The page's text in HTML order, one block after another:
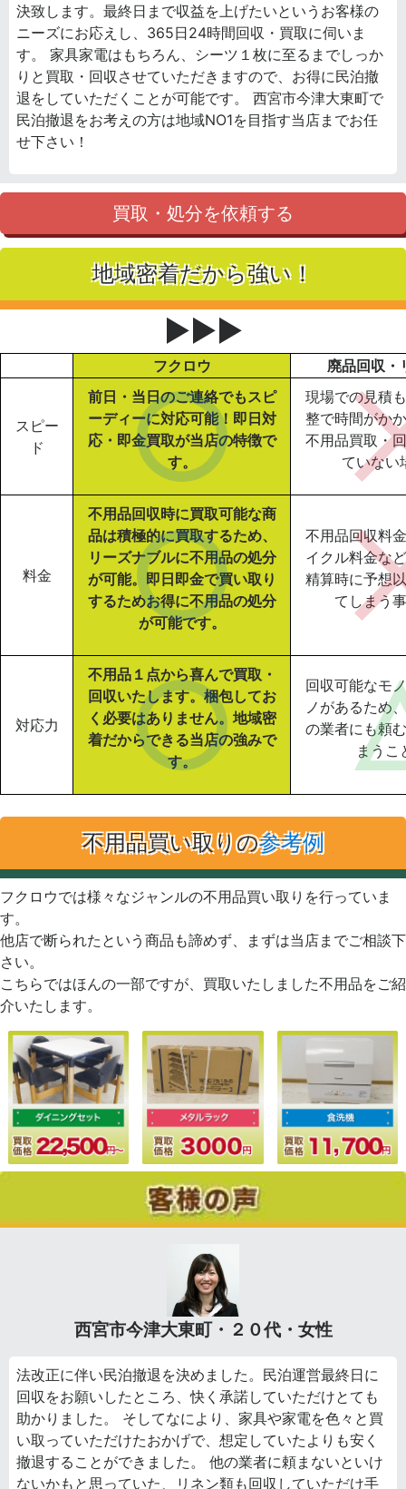
決致します。最終日まで収益を上げたいというお客様の
ニーズにお応えし、365日24時間回収・買取に伺いま
す。 家具家電はもちろん、シーツ１枚に至るまでしっか
りと買取・回収させていただきますので、お得に民泊撤
退をしていただくことが可能です。 西宮市今津大東町で
民泊撤退をお考えの方は地域NO1を目指す当店までお任
せ下さい！
買取・処分を依頼する
地域密着だから強い！
▶▶▶
フクロウ 廃品回収・
スピー
ド
前日・当日のご連絡でもスピ
ーディーに対応可能！即日対
応・即金買取が当店の特徴で
す。
現場での見積
整で時間がか
不用品買取・
ていない
料金
不用品回収時に買取可能な商
品は積極的に買取するため、
リーズナブルに不用品の処分
が可能。即日即金で買い取り
するためお得に不用品の処分
が可能です。
不用品回収料
イクル料金な
精算時に予想
てしまう
対応力
不用品１点から喜んで買取・
回収いたします。梱包してお
く必要はありません。地域密
着だからできる当店の強みで
す。
回収可能なモ
ノがあるため
の業者にも頼
まうこ
不用品買い取りの参考例
フクロウでは様々なジャンルの不用品買い取りを行っていま
す。
他店で断られたという商品も諦めず、まずは当店までご相談下
さい。
こちらではほんの一部ですが、買取いたしました不用品をご紹
介いたします。
西宮市今津大東町・２０代・女性
法改正に伴い民泊撤退を決めました。民泊運営最終日に
回収をお願いしたところ、快く承諾していただけとても
助かりました。 そしてなにより、家具や家電を色々と買
い取っていただけたおかげで、想定していたよりも安く
撤退することができました。 他の業者に頼まないといけ
ないかもと思っていた、リネン類も回収していただけ手